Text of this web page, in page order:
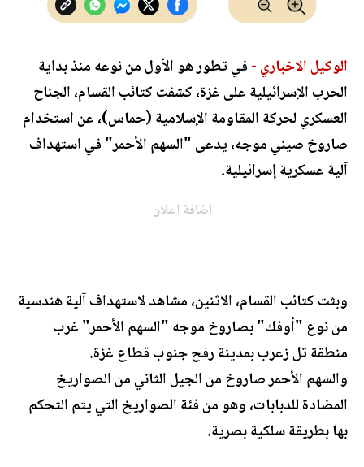
الوكيل الاخباري -في تطور هو الأول من نوعه منذ بداية
الحرب الإسرائيلية على غزة، كشفت كتائب القسام، الجناح
العسكري لحركة المقاومة الإسلامية (حماس)، عن استخدام
صاروخ صيني موجه، يدعى "السهم الأحمر" في استهداف
آلية عسكرية إسرائيلية.
اضافة اعلان
وبثت كتائب القسام، الاثنين، مشاهد لاستهداف آلية هندسية
من نوع "أوفك" بصاروخ موجه "السهم الأحمر" غرب
منطقة تل زعرب بمدينة رفح جنوب قطاع غزة.
والسهم الأحمر صاروخ من الجيل الثاني من الصواريخ
المضادة للدبابات، وهو من فئة الصواريخ التي يتم التحكم
بها بطريقة سلكية بصرية.